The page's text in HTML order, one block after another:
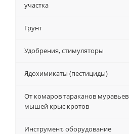
участка
Грунт
Удобрения, стимуляторы
Ядохимикаты (пестициды)
От комаров тараканов муравьев
мышей крыс кротов
Инструмент, оборудование